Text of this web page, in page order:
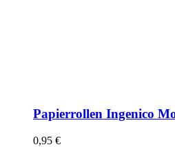
Papierrollen Ingenico
0,95 €